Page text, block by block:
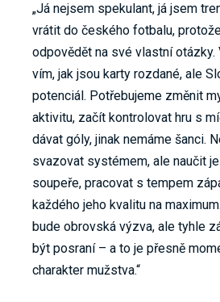
„Já nejsem spekulant, já jsem
vrátit do českého fotbalu,
odpovědět na své vlastní otázky.
vím, jak jsou karty rozdané, ale
potenciál. Potřebujeme změnit
aktivitu, začít kontrolovat hru s
dávat góly, jinak nemáme šanci.
svazovat systémem, ale naučit
soupeře, pracovat s tempem
každého jeho kvalitu na
bude obrovská výzva, ale tyhle
být posraní – a to je přesně
charakter mužstva.“